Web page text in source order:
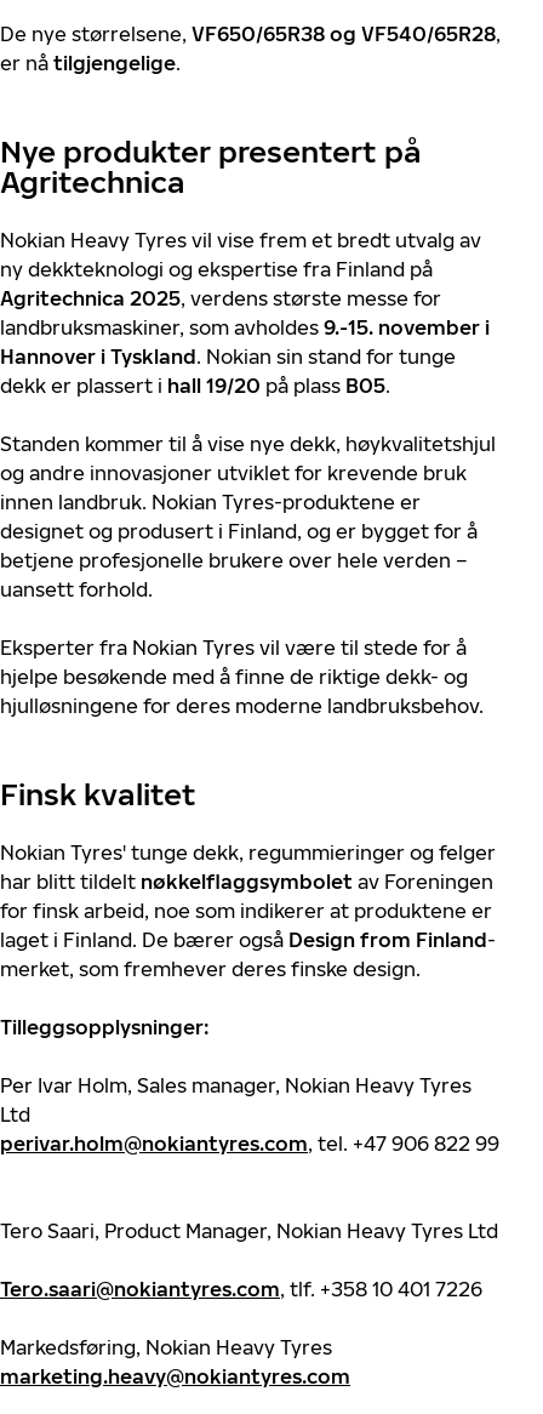
De nye størrelsene, VF650/65R38 og VF540/65R28,
er nå tilgjengelige.
Nye produkter presentert på
Agritechnica
Nokian Heavy Tyres vil vise frem et bredt utvalg av
ny dekkteknologi og ekspertise fra Finland på
Agritechnica 2025, verdens største messe for
landbruksmaskiner, som avholdes 9.-15. november i
Hannover i Tyskland. Nokian sin stand for tunge
dekk er plassert i hall 19/20 på plass B05.
Standen kommer til å vise nye dekk, høykvalitetshjul
og andre innovasjoner utviklet for krevende bruk
innen landbruk. Nokian Tyres-produktene er
designet og produsert i Finland, og er bygget for å
betjene profesjonelle brukere over hele verden –
uansett forhold.
Eksperter fra Nokian Tyres vil være til stede for å
hjelpe besøkende med å finne de riktige dekk- og
hjulløsningene for deres moderne landbruksbehov.
Finsk kvalitet
Nokian Tyres' tunge dekk, regummieringer og felger
har blitt tildelt nøkkelflaggsymbolet av Foreningen
for finsk arbeid, noe som indikerer at produktene er
laget i Finland. De bærer også Design from Finland-
merket, som fremhever deres finske design.
Tilleggsopplysninger:
Per Ivar Holm, Sales manager, Nokian Heavy Tyres
Ltd
perivar.holm@nokiantyres.com, tel. +47 906 822 99
Tero Saari, Product Manager, Nokian Heavy Tyres Ltd
Tero.saari@nokiantyres.com, tlf. +358 10 401 7226
Markedsføring, Nokian Heavy Tyres
marketing.heavy@nokiantyres.com